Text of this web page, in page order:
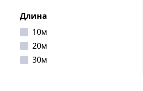
Длина
10м
20м
30м